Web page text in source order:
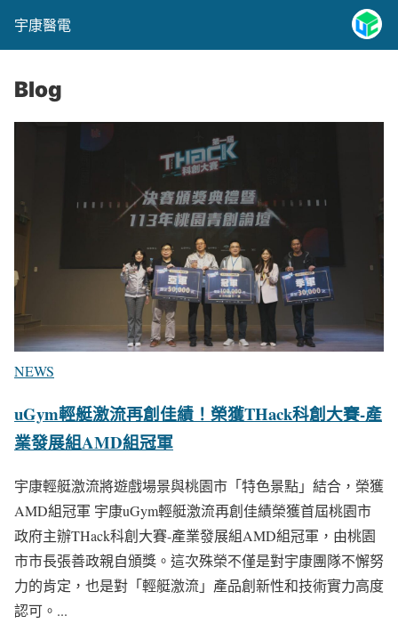
宇康醫電
Blog
NEWS
uGym輕艇激流再創佳績！榮獲THack科創大賽-產
業發展組AMD組冠軍
宇康輕艇激流將遊戲場景與桃園市「特色景點」結合，榮獲
AMD組冠軍 宇康uGym輕艇激流再創佳績榮獲首屆桃園市
政府主辦THack科創大賽-產業發展組AMD組冠軍，由桃園
市市長張善政親自頒獎。這次殊榮不僅是對宇康團隊不懈努
力的肯定，也是對「輕艇激流」產品創新性和技術實力高度
認可。...